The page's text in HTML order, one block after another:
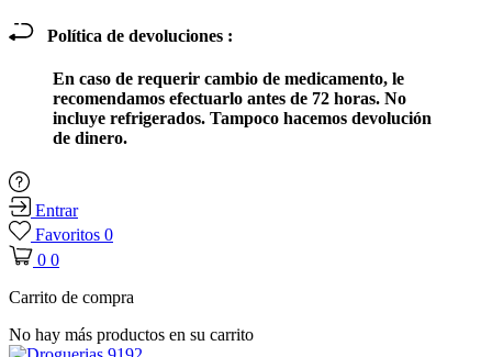
Política de devoluciones :
En caso de requerir cambio de medicamento, le
recomendamos efectuarlo antes de 72 horas. No
incluye refrigerados. Tampoco hacemos devolución
de dinero.
Entrar
Favoritos 0
0 0
Carrito de compra
No hay más productos en su carrito